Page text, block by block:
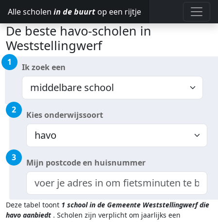
Alle scholen in de buurt op een rijtje
De beste havo-scholen in
Weststellingwerf
1 Ik zoek een
2 Kies onderwijssoort
3 Mijn postcode en huisnummer
Deze tabel toont 1 school in de Gemeente Weststellingwerf die
havo aanbiedt . Scholen zijn verplicht om jaarlijks een